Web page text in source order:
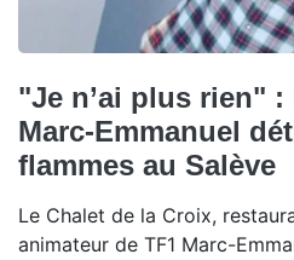
"Je n’ai plus rien"
Marc-Emmanuel
flammes au Salève
Le Chalet de la Croix,
animateur de TF1 Marc-